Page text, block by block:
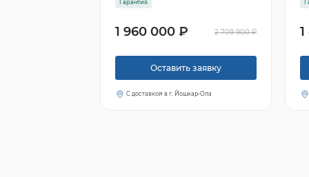
Гарантия
1 960 000 ₽ 2 709 900 ₽
Оставить заявку
С доставкой в г. Йошкар-Ола